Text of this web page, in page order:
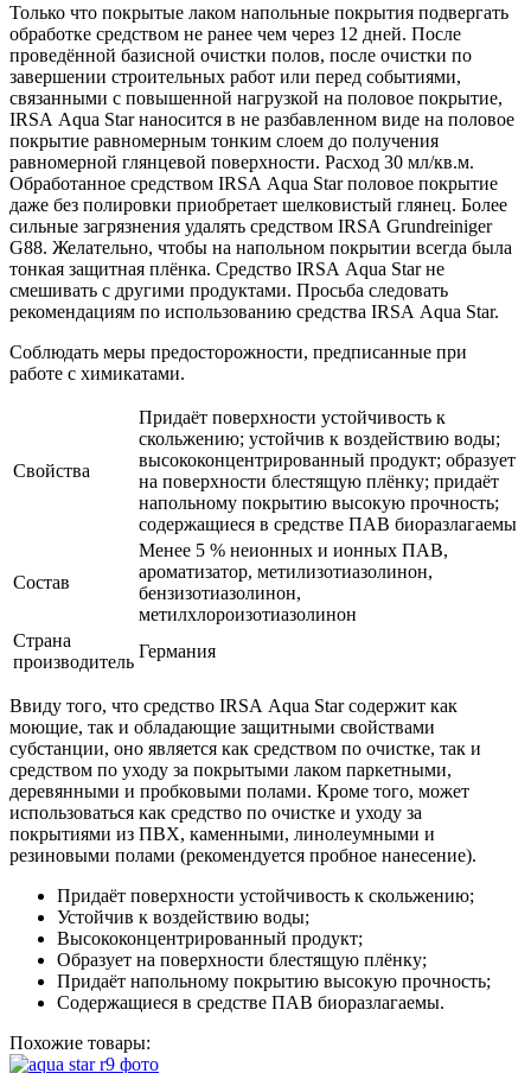
Только что покрытые лаком напольные покрытия подвергать
обработке средством не ранее чем через 12 дней. После
проведённой базисной очистки полов, после очистки по
завершении строительных работ или перед событиями,
связанными с повышенной нагрузкой на половое покрытие,
IRSA Aqua Star наносится в не разбавленном виде на половое
покрытие равномерным тонким слоем до получения
равномерной глянцевой поверхности. Расход 30 мл/кв.м.
Обработанное средством IRSA Aqua Star половое покрытие
даже без полировки приобретает шелковистый глянец. Более
сильные загрязнения удалять средством IRSA Grundreiniger
G88. Желательно, чтобы на напольном покрытии всегда была
тонкая защитная плёнка. Средство IRSA Aqua Star не
смешивать с другими продуктами. Просьба следовать
рекомендациям по использованию средства IRSA Aqua Star.
Соблюдать меры предосторожности, предписанные при
работе с химикатами.
Свойства
Придаёт поверхности устойчивость к
скольжению; устойчив к воздействию воды;
высококонцентрированный продукт; образует
на поверхности блестящую плёнку; придаёт
напольному покрытию высокую прочность;
содержащиеся в средстве ПАВ биоразлагаемы
Состав
Менее 5 % неионных и ионных ПАВ,
ароматизатор, метилизотиазолинон,
бензизотиазолинон,
метилхлороизотиазолинон
Страна
производитель
Германия
Ввиду того, что средство IRSA Aqua Star содержит как
моющие, так и обладающие защитными свойствами
субстанции, оно является как средством по очистке, так и
средством по уходу за покрытыми лаком паркетными,
деревянными и пробковыми полами. Кроме того, может
использоваться как средство по очистке и уходу за
покрытиями из ПВХ, каменными, линолеумными и
резиновыми полами (рекомендуется пробное нанесение).
Придаёт поверхности устойчивость к скольжению;
Устойчив к воздействию воды;
Высококонцентрированный продукт;
Образует на поверхности блестящую плёнку;
Придаёт напольному покрытию высокую прочность;
Содержащиеся в средстве ПАВ биоразлагаемы.
Похожие товары: